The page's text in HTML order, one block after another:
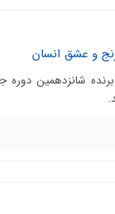
و عشق انسان
شانزدهمین دوره